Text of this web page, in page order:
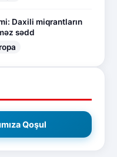
Daxili miqrantların
sədd
Qoşul